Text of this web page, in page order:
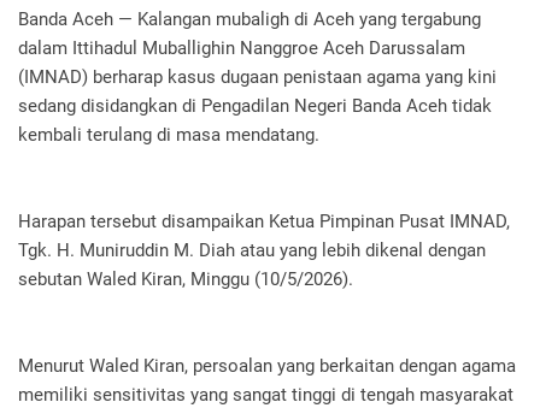
Banda Aceh — Kalangan mubaligh di Aceh yang tergabung
dalam Ittihadul Muballighin Nanggroe Aceh Darussalam
(IMNAD) berharap kasus dugaan penistaan agama yang kini
sedang disidangkan di Pengadilan Negeri Banda Aceh tidak
kembali terulang di masa mendatang.
Harapan tersebut disampaikan Ketua Pimpinan Pusat IMNAD,
Tgk. H. Muniruddin M. Diah atau yang lebih dikenal dengan
sebutan Waled Kiran, Minggu (10/5/2026).
Menurut Waled Kiran, persoalan yang berkaitan dengan agama
memiliki sensitivitas yang sangat tinggi di tengah masyarakat